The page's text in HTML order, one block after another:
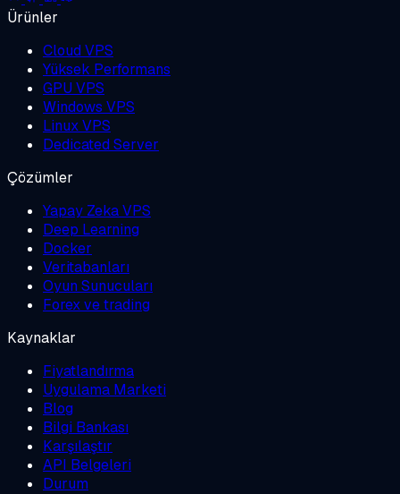
Ürünler
Cloud VPS
Yüksek Performans
GPU VPS
Windows VPS
Linux VPS
Dedicated Server
Çözümler
Yapay Zeka VPS
Deep Learning
Docker
Veritabanları
Oyun Sunucuları
Forex ve trading
Kaynaklar
Fiyatlandırma
Uygulama Marketi
Blog
Bilgi Bankası
Karşılaştır
API Belgeleri
Durum